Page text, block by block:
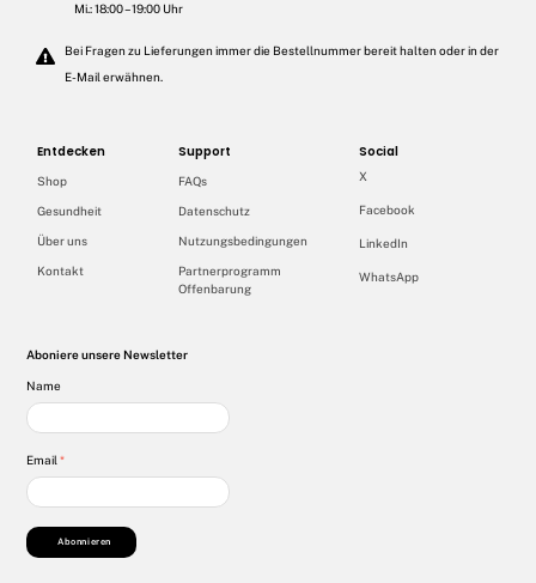
Mi.: 18:00 – 19:00 Uhr
Bei Fragen zu Lieferungen immer die Bestellnummer bereit halten oder in der
E-Mail erwähnen.
Entdecken
Shop
Gesundheit
Über uns
Kontakt
Support
FAQs
Datenschutz
Nutzungsbedingungen
Partnerprogramm
Offenbarung
Social
X
Facebook
LinkedIn
WhatsApp
Aboniere unsere Newsletter
Name
Email*
Abonnieren